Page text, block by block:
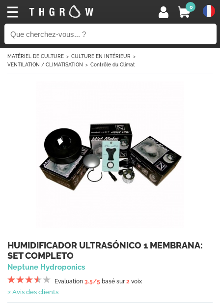
0
MATÉRIEL DE CULTURE
CULTURE EN INTÉRIEUR
VENTILATION / CLIMATISATION
Contrôle du Climat
HUMIDIFICADOR ULTRASÓNICO 1 MEMBRANA:
SET COMPLETO
Neptune Hydroponics
Evaluation 3.5/5 basé sur2 voix
2 Avis des clients